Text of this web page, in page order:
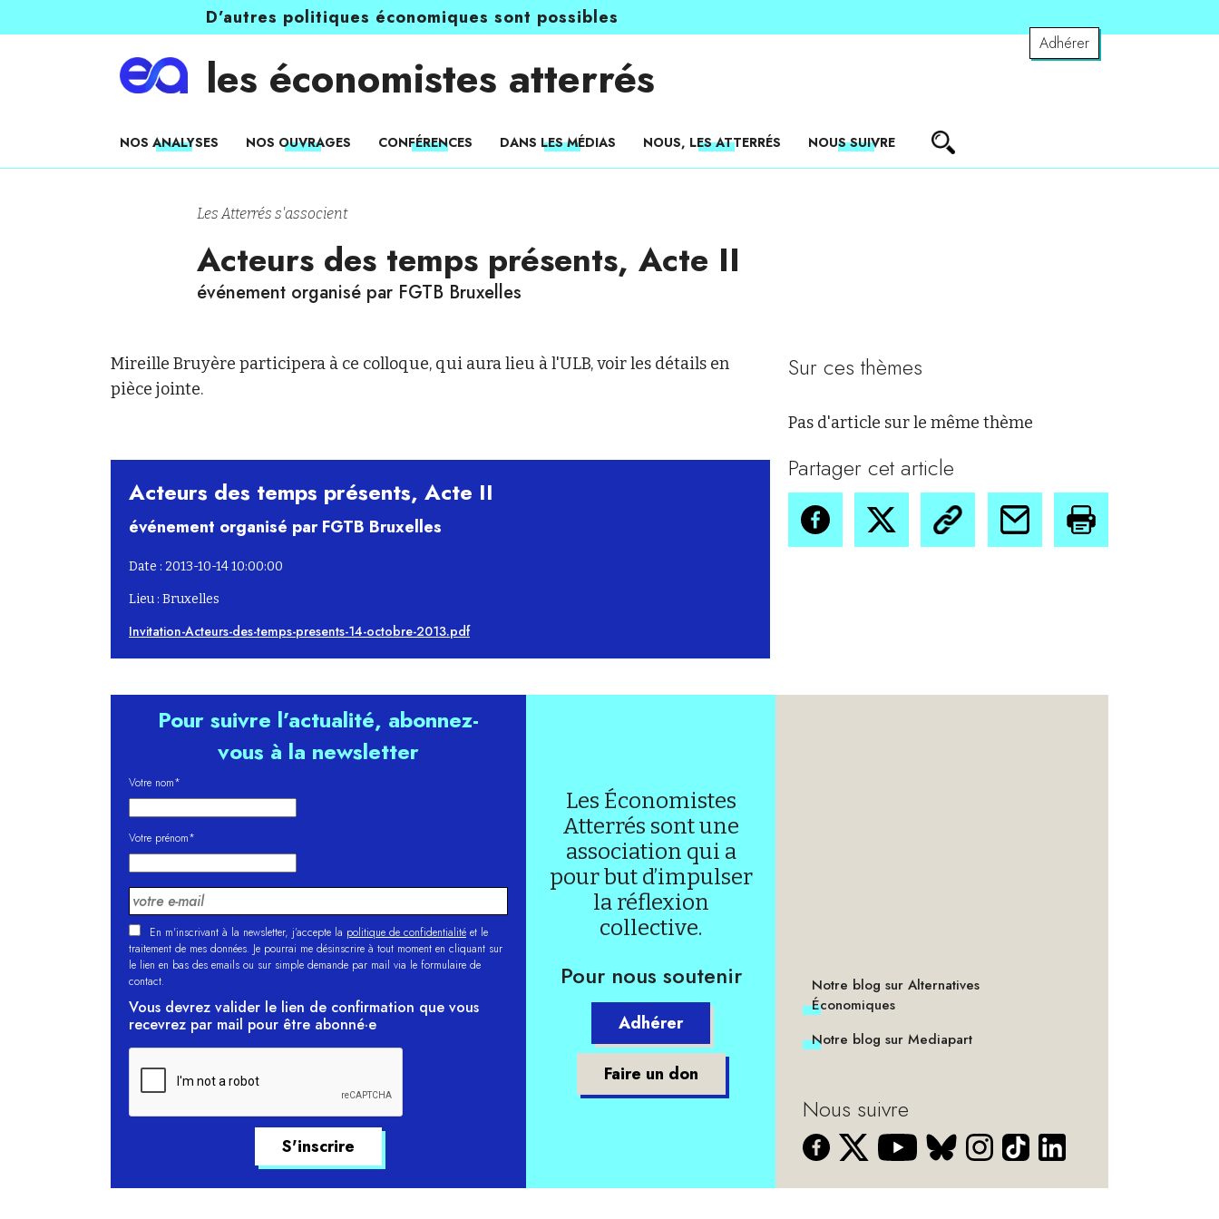
D’autres politiques économiques sont possibles
Adhérer
les économistes atterrés
NOS ANALYSES NOS OUVRAGES CONFÉRENCES DANS LES MÉDIAS NOUS, LES ATTERRÉS NOUS SUIVRE
Les Atterrés s'associent
Acteurs des temps présents, Acte II
événement organisé par FGTB Bruxelles
Mireille Bruyère participera à ce colloque, qui aura lieu à l'ULB, voir les détails en
pièce jointe.
Acteurs des temps présents, Acte II
événement organisé par FGTB Bruxelles
Date : 2013-10-14 10:00:00
Lieu : Bruxelles
Invitation-Acteurs-des-temps-presents-14-octobre-2013.pdf
Sur ces thèmes
Pas d'article sur le même thème
Partager cet article
Pour suivre l’actualité, abonnez-
vous à la newsletter
Votre nom*
Votre prénom*
En m'inscrivant à la newsletter, j’accepte la politique de confidentialité et le
traitement de mes données. Je pourrai me désinscrire à tout moment en cliquant sur
le lien en bas des emails ou sur simple demande par mail via le formulaire de
contact.
Vous devrez valider le lien de confirmation que vous
recevrez par mail pour être abonné·e
Les Économistes
Atterrés sont une
association qui a
pour but d’impulser
la réflexion
collective.
Pour nous soutenir
Adhérer
Faire un don
Notre blog sur Alternatives
Économiques
Notre blog sur Mediapart
Nous suivre